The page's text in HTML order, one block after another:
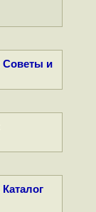
Советы и
Каталог